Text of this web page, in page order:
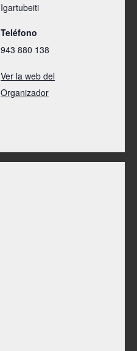
Igartubeiti
Teléfono
943 880 138
Ver la web del
Organizador